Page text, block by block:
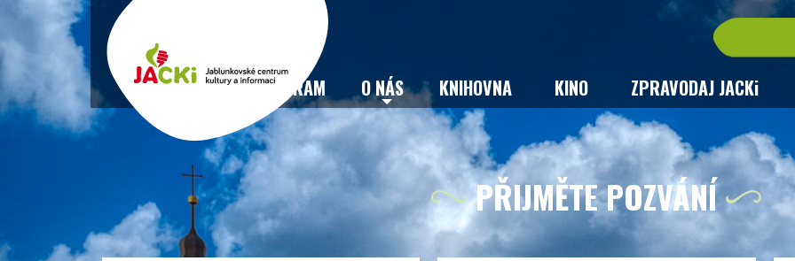
VSTUPENKY PROGRAM O NÁS KNIHOVNA KINO ZPRAVODAJ JACKi
PŘIJMĚTE POZVÁNÍ